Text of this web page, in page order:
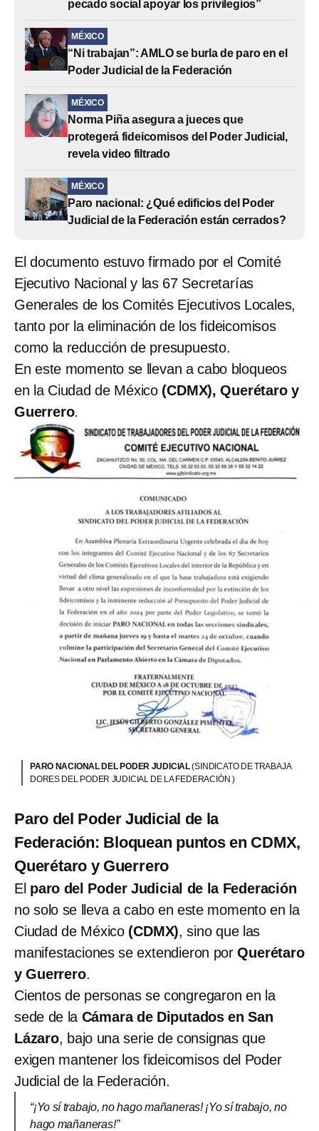
pecado social apoyar los privilegios”
MÉXICO
“Ni trabajan”: AMLO se burla de paro en el
Poder Judicial de la Federación
MÉXICO
Norma Piña asegura a jueces que
protegerá fideicomisos del Poder Judicial,
revela video filtrado
MÉXICO
Paro nacional: ¿Qué edificios del Poder
Judicial de la Federación están cerrados?
El documento estuvo firmado por el Comité
Ejecutivo Nacional y las 67 Secretarías
Generales de los Comités Ejecutivos Locales,
tanto por la eliminación de los fideicomisos
como la reducción de presupuesto.
En este momento se llevan a cabo bloqueos
en la Ciudad de México (CDMX), Querétaro y
Guerrero.
PARO NACIONAL DEL PODER JUDICIAL(SINDICATO DE TRABAJA
DORES DEL PODER JUDICIAL DE LA FEDERACIÓN )
Paro del Poder Judicial de la
Federación: Bloquean puntos en CDMX,
Querétaro y Guerrero
El paro del Poder Judicial de la Federación
no solo se lleva a cabo en este momento en la
Ciudad de México (CDMX), sino que las
manifestaciones se extendieron por Querétaro
y Guerrero.
Cientos de personas se congregaron en la
sede de la Cámara de Diputados en San
Lázaro, bajo una serie de consignas que
exigen mantener los fideicomisos del Poder
Judicial de la Federación.
“¡Yo sí trabajo, no hago mañaneras! ¡Yo sí trabajo, no
hago mañaneras!”